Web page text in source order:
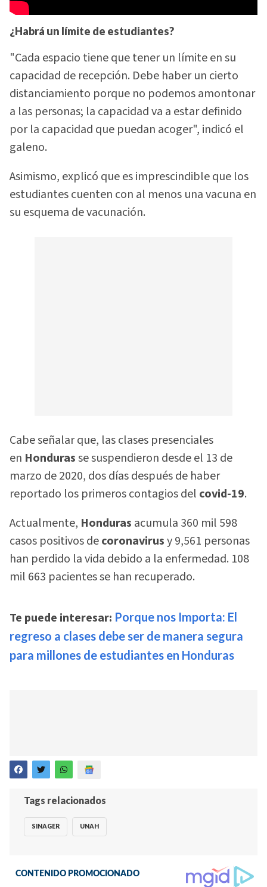
¿Habrá un límite de estudiantes?
"Cada espacio tiene que tener un límite en su
capacidad de recepción. Debe haber un cierto
distanciamiento porque no podemos amontonar
a las personas; la capacidad va a estar definido
por la capacidad que puedan acoger", indicó el
galeno.
Asimismo, explicó que es imprescindible que los
estudiantes cuenten con al menos una vacuna en
su esquema de vacunación.
Cabe señalar que, las clases presenciales
en Hondurasse suspendieron desde el 13 de
marzo de 2020, dos días después de haber
reportado los primeros contagios del covid-19.
Actualmente, Honduras acumula 360 mil 598
casos positivos decoronavirusy 9,561 personas
han perdido la vida debido a la enfermedad. 108
mil 663 pacientes se han recuperado.
Te puede interesar: Porque nos Importa: El
regreso a clases debe ser de manera segura
para millones de estudiantes en Honduras
Tags relacionados
SINAGER UNAH